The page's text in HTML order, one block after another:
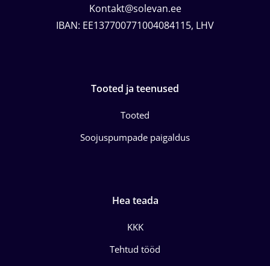
Kontakt@solevan.ee
IBAN: EE137700771004084115, LHV
Tooted ja teenused
Tooted
Soojuspumpade paigaldus
Hea teada
KKK
Tehtud tööd